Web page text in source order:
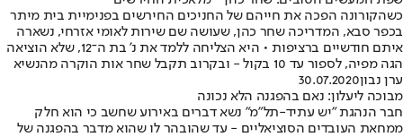
כשהקורונה הפכה את חייהם של החניכים החירשים בפנימיית בית מיתר
בכפר סבא, המדריכה שחר כהן, שעושה שם שירות לאומי אזרחי, נשארה
איתם חודשיים ברציפות • היא הצליחה ללמד את נ' בת ה־12, שלא הוציאה
הגה מפיה, לספור עד 10 בקול - ובקרוב תקבל שחר אות הוקרה מהנשיא
ערן נבון30.07.2020
מבוכה ליעלון: נאם בהפגנה הלא נכונה
חבר הנהגת "יש עתיד-תל"מ" נשא דברים באירוע שחשב כי הוא חלק
ממחאת העובדים הסוציאליים - עד שהובהר לו שהוא מדבר בהפגנה של